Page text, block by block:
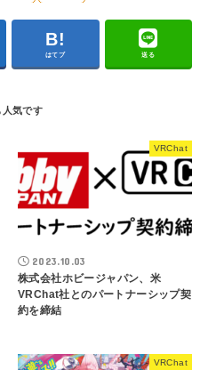
はてブ 送る
VRChat
2023.10.03
株式会社ホビージャパン、米
VRChat社とのパートナーシップ契
約を締結
VRChat